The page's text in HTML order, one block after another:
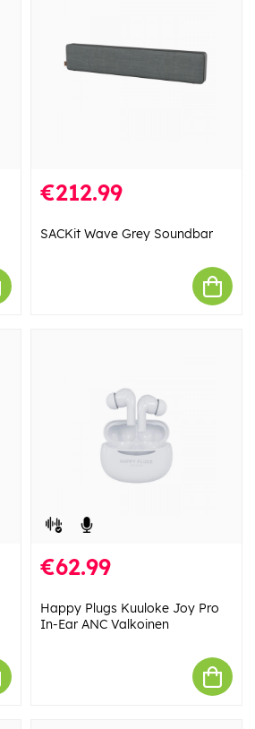
€212.99
SACKit Wave Grey Soundbar
€62.99
Happy Plugs Kuuloke Joy Pro
In-Ear ANC Valkoinen